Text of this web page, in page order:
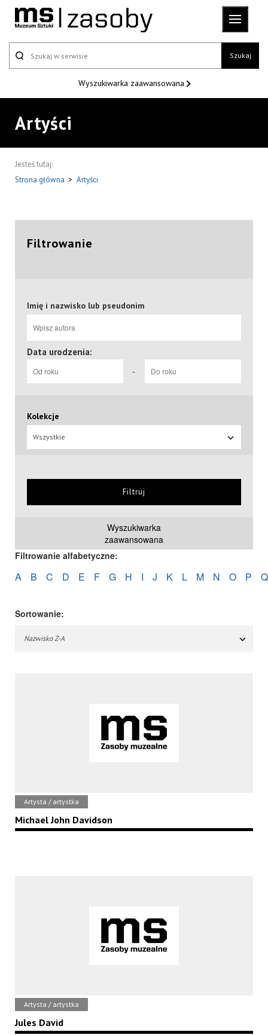
Szukaj
Wyszukiwarka zaawansowana
Artyści
Jesteś tutaj:
Strona główna > Artyści
Filtrowanie
Imię i nazwisko lub pseudonim
Data urodzenia:
-
Kolekcje
Wszystkie
Filtruj
Wyszukiwarka
zaawansowana
Filtrowanie alfabetyczne:
A B C D E F G H I J K L M N O P Q
Sortowanie:
Nazwisko Z-A
Artysta / artystka
Michael John Davidson
Artysta / artystka
Jules David